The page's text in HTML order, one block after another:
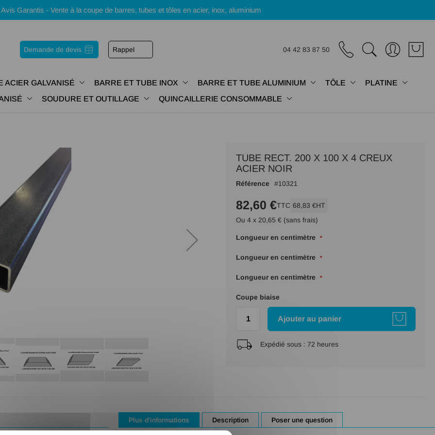
Garantis - Vente à la coupe de barres, tubes et tôles en acier, inox, aluminium
Demande de devis Rappel 04 42 83 87 50
ACIER GALVANISÉ BARRE ET TUBE INOX BARRE ET TUBE ALUMINIUM TÔLE
PLATINE
SOUDURE ET OUTILLAGE QUINCAILLERIE CONSOMMABLE
TUBE RECT. 200 X 100 X 4 CREUX
ACIER NOIR
Référence 10321
82,60 €TTC 68,83 €HT
Ou 4 x 20,65 € (sans frais)
Longueur en centimètre
Longueur en centimètre
Longueur en centimètre
Coupe biaise
Ajouter au panier
Expédié sous : 72 heures
Plus d'informations Description Poser une question